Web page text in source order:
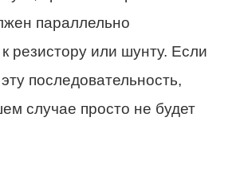
параллельно
резистору или шунту. Если
последовательность,
случае просто не будет